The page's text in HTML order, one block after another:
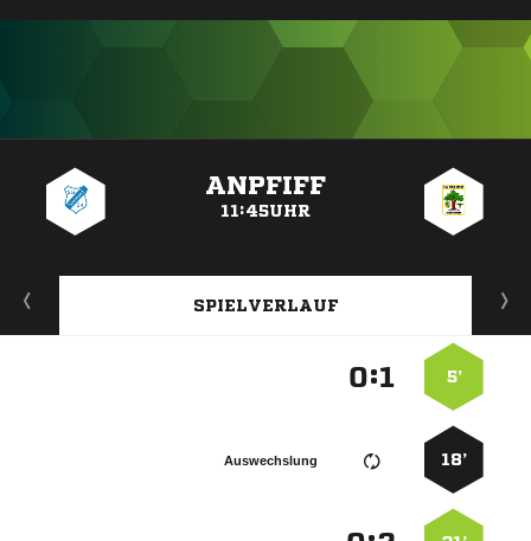
ANPFIFF
11:45UHR
SPIELVERLAUF
5’
:
18’
Auswechslung